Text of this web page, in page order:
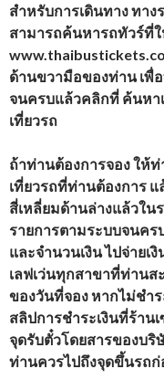
สำหรับการเดินทาง ทาง
สามารถค้นหารถทัวร์ที่ใ
ด้านขวามือของท่าน เพื่
จนครบแล้วคลิกที่ ค้นหา
เที่ยวรถ
ถ้าท่านต้องการจอง ให้
เที่ยวรถที่ท่านต้องการ
สี่เหลี่ยมด้านล่างแล้วใน
รายการตามระบบจนคร
และจำนวนเงิน ไปจ่ายเ
เลฟเว่นทุกสาขาที่ท่านส
ของวันที่จอง หากไม่ชำ
สลิปการชำระเงินที่ร้าน
จุดรับตั๋วโดยสารของบ
ท่านควรไปถึงจุดขึ้นรถก่